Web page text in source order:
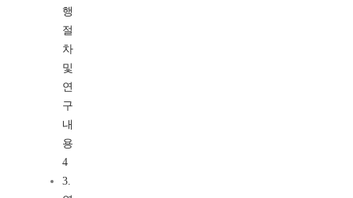
행
절
차
및
연
구
내
용
4
3.